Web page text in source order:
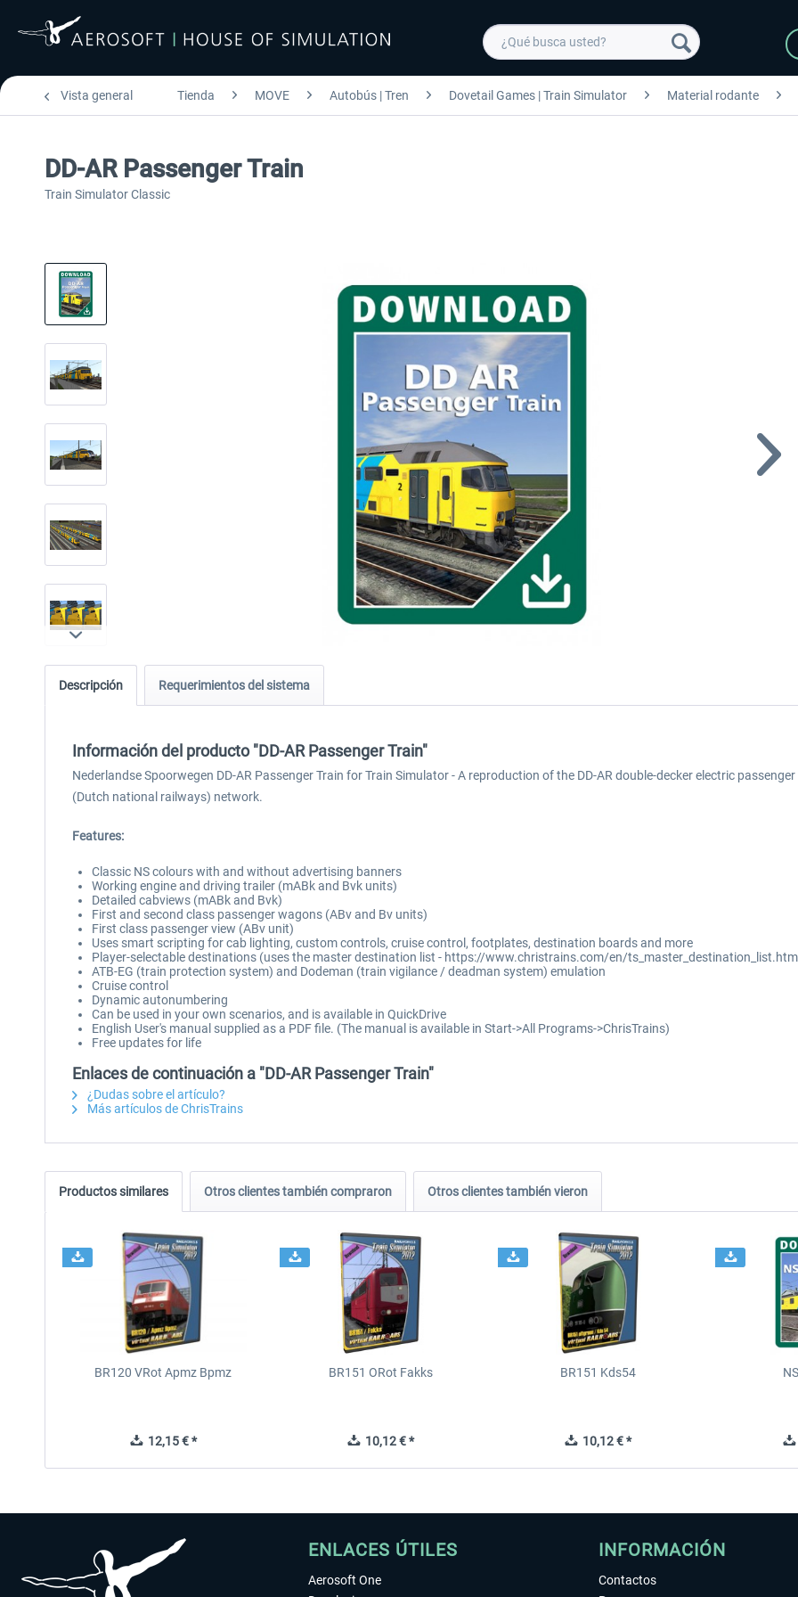
Vista general Tienda MOVE Autobús | Tren Dovetail Games | Train Simulator Material rodante
DD-AR Passenger Train
Train Simulator Classic
Descripción Requerimientos del sistema
Información del producto "DD-AR Passenger Train"
Nederlandse Spoorwegen DD-AR Passenger Train for Train Simulator - A reproduction of the DD-AR double-decker electric
(Dutch national railways) network.
Features:
Classic NS colours with and without advertising banners
Working engine and driving trailer (mABk and Bvk units)
Detailed cabviews (mABk and Bvk)
First and second class passenger wagons (ABv and Bv units)
First class passenger view (ABv unit)
Uses smart scripting for cab lighting, custom controls, cruise control, footplates, destination boards and more
Player-selectable destinations (uses the master destination list - https://www.christrains.com/en/
ATB-EG (train protection system) and Dodeman (train vigilance / deadman system) emulation
Cruise control
Dynamic autonumbering
Can be used in your own scenarios, and is available in QuickDrive
English User's manual supplied as a PDF file. (The manual is available in Start->All Programs->ChrisTrains)
Free updates for life
Enlaces de continuación a "DD-AR Passenger Train"
¿Dudas sobre el artículo?
Más artículos de ChrisTrains
Productos similares Otros clientes también compraron Otros clientes también vieron
BR120 VRot Apmz Bpmz
12,15 € *
BR151 ORot Fakks
10,12 € *
BR151 Kds54
10,12 € *
ENLACES ÚTILES
Aerosoft One
INFORMACIÓN
Contactos